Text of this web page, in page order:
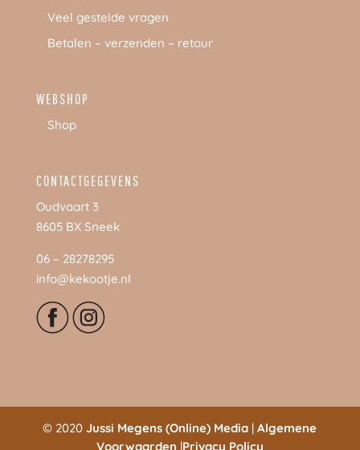
Veel gestelde vragen
Betalen – verzenden – retour
WEBSHOP
Shop
CONTACTGEGEVENS
Oudvaart 3
8605 BX Sneek
06 – 28278295
info@kekootje.nl
© 2020Jussi Megens (Online) Media |Algemene
Voorwaarden |Privacy Policy